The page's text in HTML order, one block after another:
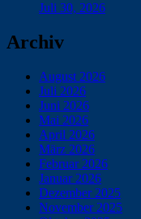
Juli 30, 2026
Archiv
August 2026
Juli 2026
Juni 2026
Mai 2026
April 2026
März 2026
Februar 2026
Januar 2026
Dezember 2025
November 2025